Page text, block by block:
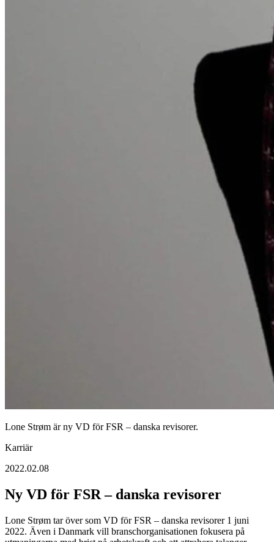
Lone Strøm är ny VD för FSR – danska revisorer.
Karriär
2022.02.08
Ny VD för FSR – danska revisorer
Lone Strøm tar över som VD för FSR – danska revisorer 1 juni
2022. Även i Danmark vill branschorganisationen fokusera på